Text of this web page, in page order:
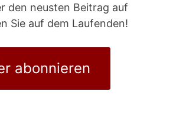
den neusten Beitrag auf
Sie auf dem Laufenden!
abonnieren